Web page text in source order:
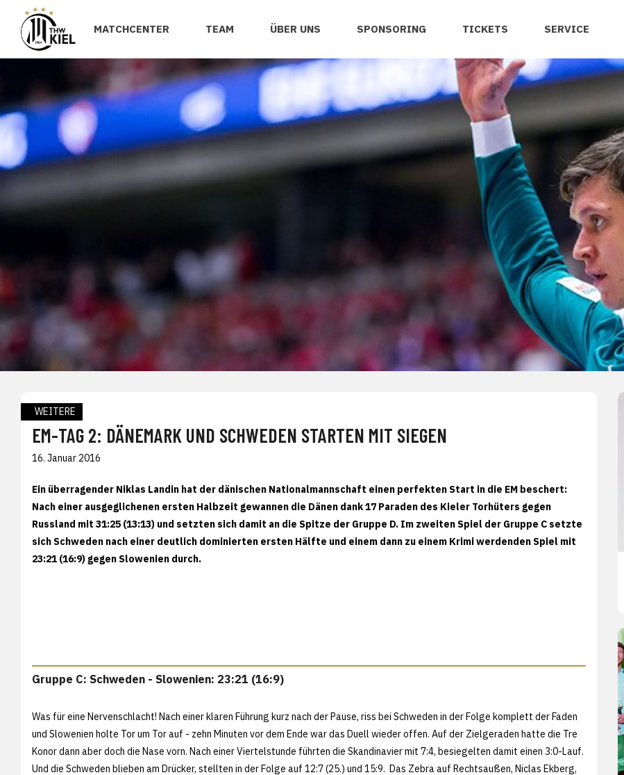
MATCHCENTER TEAM ÜBER UNS SPONSORING TICKETS SERVICE
WEITERE
EM-TAG 2: DÄNEMARK UND SCHWEDEN STARTEN MIT SIEGEN
16. Januar 2016
Ein überragender Niklas Landin hat der dänischen Nationalmannschaft einen perfekten Start in die EM beschert:
Nach einer ausgeglichenen ersten Halbzeit gewannen die Dänen dank 17 Paraden des Kieler Torhüters gegen
Russland mit 31:25 (13:13) und setzten sich damit an die Spitze der Gruppe D. Im zweiten Spiel der Gruppe C setzte
sich Schweden nach einer deutlich dominierten ersten Hälfte und einem dann zu einem Krimi werdenden Spiel mit
23:21 (16:9) gegen Slowenien durch.
Gruppe C: Schweden - Slowenien: 23:21 (16:9)
Was für eine Nervenschlacht! Nach einer klaren Führung kurz nach der Pause, riss bei Schweden in der Folge komplett der Faden
und Slowenien holte Tor um Tor auf - zehn Minuten vor dem Ende war das Duell wieder offen. Auf der Zielgeraden hatte die Tre
Konor dann aber doch die Nase vorn. Nach einer Viertelstunde führten die Skandinavier mit 7:4, besiegelten damit einen 3:0-Lauf.
Und die Schweden blieben am Drücker, stellten in der Folge auf 12:7 (25.) und 15:9. Das Zebra auf Rechtsaußen, Niclas Ekberg,